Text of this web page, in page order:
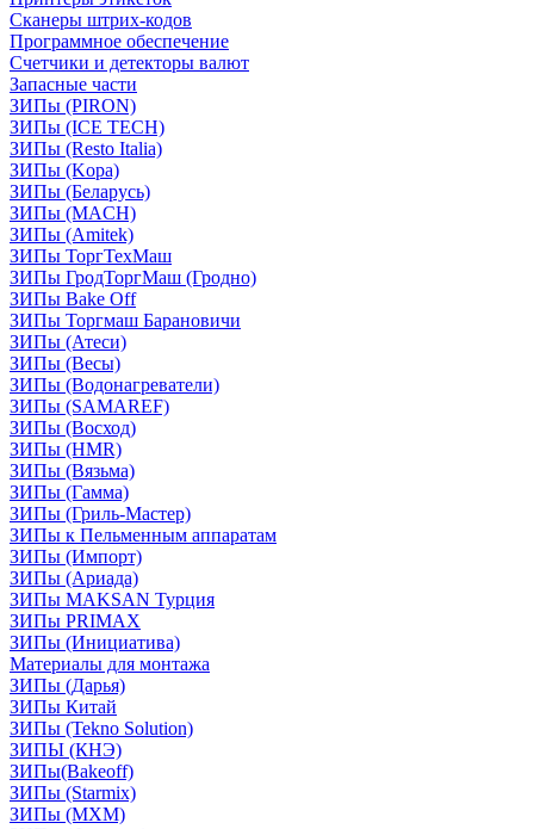
Сканеры штрих-кодов
Программное обеспечение
Счетчики и детекторы валют
Запасные части
ЗИПы (PIRON)
ЗИПы (ICE TECH)
ЗИПы (Resto Italia)
ЗИПы (Kopa)
ЗИПы (Беларусь)
ЗИПы (MACH)
ЗИПы (Amitek)
ЗИПы ТоргТехМаш
ЗИПы ГродТоргМаш (Гродно)
ЗИПы Bake Off
ЗИПы Торгмаш Барановичи
ЗИПы (Атеси)
ЗИПы (Весы)
ЗИПы (Водонагреватели)
ЗИПы (SAMAREF)
ЗИПы (Восход)
ЗИПы (HMR)
ЗИПы (Вязьма)
ЗИПы (Гамма)
ЗИПы (Гриль-Мастер)
ЗИПы к Пельменным аппаратам
ЗИПы (Импорт)
ЗИПы (Ариада)
ЗИПы MAKSAN Турция
ЗИПы PRIMAX
ЗИПы (Инициатива)
Материалы для монтажа
ЗИПы (Дарья)
ЗИПы Китай
ЗИПы (Tekno Solution)
ЗИПЫ (КНЭ)
ЗИПы(Bakeoff)
ЗИПы (Starmix)
ЗИПы (МХМ)